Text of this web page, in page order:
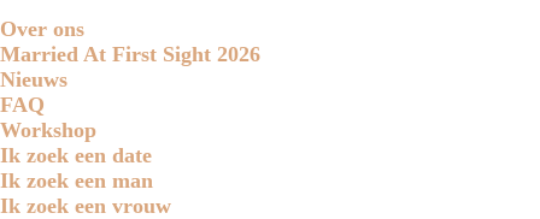
Over ons
Married At First Sight 2026
Nieuws
FAQ
Workshop
Ik zoek een date
Ik zoek een man
Ik zoek een vrouw